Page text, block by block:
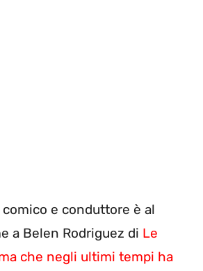
e conduttore è al
a Belen Rodriguez di Le
che negli ultimi tempi ha